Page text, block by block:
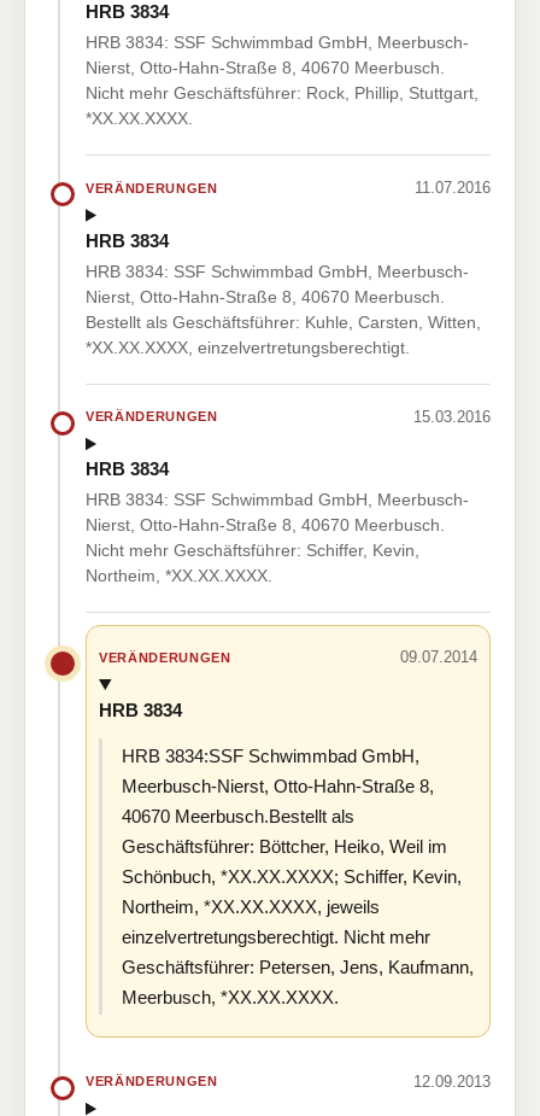
HRB 3834
HRB 3834: SSF Schwimmbad GmbH, Meerbusch-
Nierst, Otto-Hahn-Straße 8, 40670 Meerbusch.
Nicht mehr Geschäftsführer: Rock, Phillip, Stuttgart,
*XX.XX.XXXX.
VERÄNDERUNGEN 11.07.2016
HRB 3834
HRB 3834: SSF Schwimmbad GmbH, Meerbusch-
Nierst, Otto-Hahn-Straße 8, 40670 Meerbusch.
Bestellt als Geschäftsführer: Kuhle, Carsten, Witten,
*XX.XX.XXXX, einzelvertretungsberechtigt.
VERÄNDERUNGEN 15.03.2016
HRB 3834
HRB 3834: SSF Schwimmbad GmbH, Meerbusch-
Nierst, Otto-Hahn-Straße 8, 40670 Meerbusch.
Nicht mehr Geschäftsführer: Schiffer, Kevin,
Northeim, *XX.XX.XXXX.
VERÄNDERUNGEN 09.07.2014
HRB 3834
HRB 3834:SSF Schwimmbad GmbH,
Meerbusch-Nierst, Otto-Hahn-Straße 8,
40670 Meerbusch.Bestellt als
Geschäftsführer: Böttcher, Heiko, Weil im
Schönbuch, *XX.XX.XXXX; Schiffer, Kevin,
Northeim, *XX.XX.XXXX, jeweils
einzelvertretungsberechtigt. Nicht mehr
Geschäftsführer: Petersen, Jens, Kaufmann,
Meerbusch, *XX.XX.XXXX.
VERÄNDERUNGEN 12.09.2013